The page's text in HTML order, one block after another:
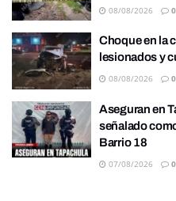
08/08/2026 0
Choque en la
lesionados y
08/08/2026 0
Aseguran en
señalado
Barrio 18
07/08/2026 0